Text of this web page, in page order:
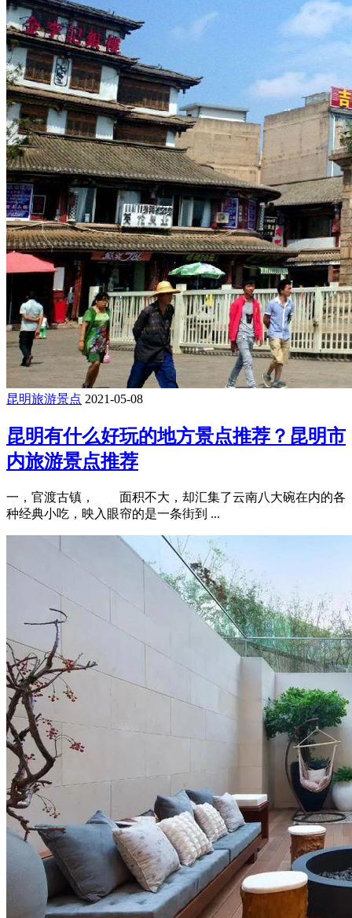
昆明旅游景点 2021-05-08
昆明有什么好玩的地方景点推荐？昆明市
内旅游景点推荐
一，官渡古镇， 面积不大，却汇集了云南八大碗在内的各
种经典小吃，映入眼帘的是一条街到 ...